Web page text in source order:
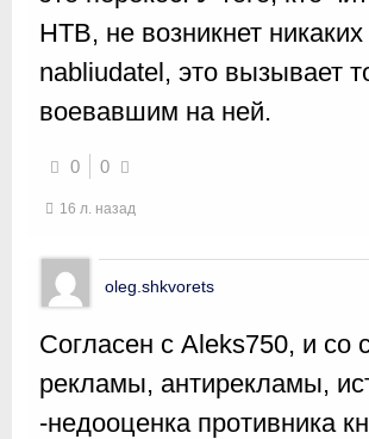
НТВ, не возникнет
nabliudatel, это вызывает
воевавшим на ней.
0 0
16 л. назад
oleg.shkvorets
Согласен с Aleks750, и со
рекламы, антирекламы,
-недооценка противника